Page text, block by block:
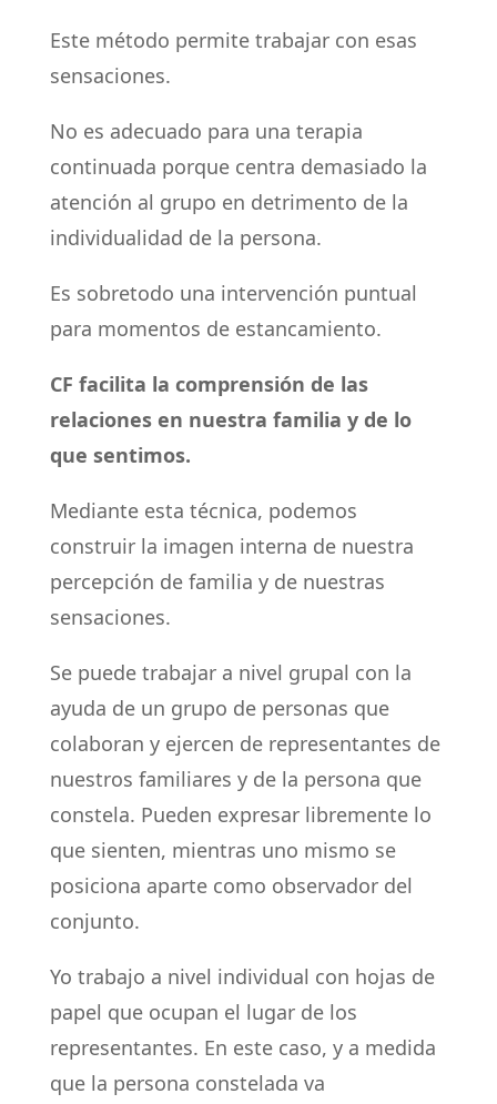
Este método permite trabajar con esas
sensaciones.
No es adecuado para una terapia
continuada porque centra demasiado la
atención al grupo en detrimento de la
individualidad de la persona.
Es sobretodo una intervención puntual
para momentos de estancamiento.
CF facilita la comprensión de las
relaciones en nuestra familia y de lo
que sentimos.
Mediante esta técnica, podemos
construir la imagen interna de nuestra
percepción de familia y de nuestras
sensaciones.
Se puede trabajar a nivel grupal con la
ayuda de un grupo de personas que
colaboran y ejercen de representantes de
nuestros familiares y de la persona que
constela. Pueden expresar libremente lo
que sienten, mientras uno mismo se
posiciona aparte como observador del
conjunto.
Yo trabajo a nivel individual con hojas de
papel que ocupan el lugar de los
representantes. En este caso, y a medida
que la persona constelada va